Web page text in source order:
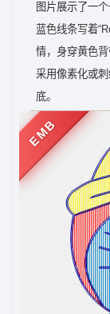
图片展示了一
蓝色线条写着
情，身穿黄色
采用像素化或
底。
EMB